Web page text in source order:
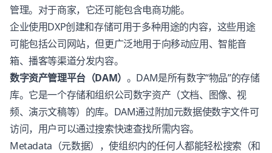
管理。对于商家，它还可能包含电商功能。
企业使用DXP创建和存储可用于多种用途的内容，这些用途
可能包括公司网站，但更广泛地用于向移动应用、智能音
箱、播客等渠道分发内容。
数字资产管理平台（DAM） 。DAM是所有数字“物品”的存储
库。它是一个存储和组织公司数字资产（文档、图像、视
频、演示文稿等）的库。DAM通过附加元数据使数字文件可
访问，用户可以通过搜索快速查找所需内容。
Metadata（元数据），使组织内的任何人都能轻松搜索（和